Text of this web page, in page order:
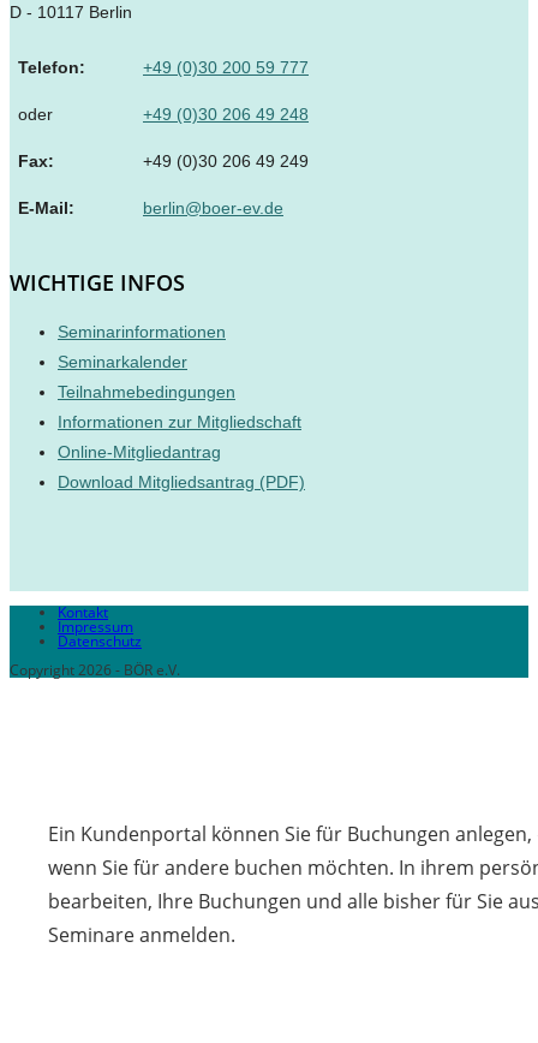
D - 10117 Berlin
Telefon: +49 (0)30 200 59 777
oder +49 (0)30 206 49 248
Fax: +49 (0)30 206 49 249
E-Mail: berlin@boer-ev.de
WICHTIGE INFOS
Seminarinformationen
Seminarkalender
Teilnahmebedingungen
Informationen zur Mitgliedschaft
Online-Mitgliedantrag
Download Mitgliedsantrag (PDF)
Kontakt
Impressum
Datenschutz
Copyright 2026 - BÖR e.V.
Ein Kundenportal können Sie für Buchungen
wenn Sie für andere buchen möchten. In ihrem
bearbeiten, Ihre Buchungen und alle bisher für Sie
Seminare anmelden.